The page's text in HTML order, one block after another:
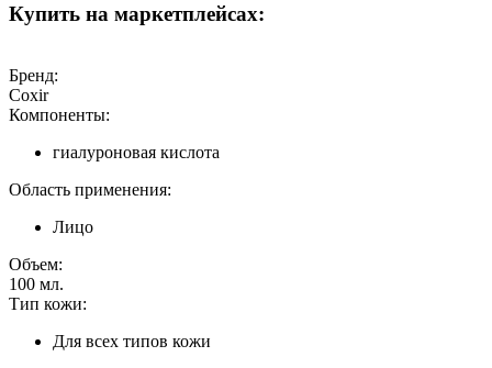
Купить на маркетплейсах:
Бренд:
Coxir
Компоненты:
гиалуроновая кислота
Область применения:
Лицо
Объем:
100 мл.
Тип кожи:
Для всех типов кожи